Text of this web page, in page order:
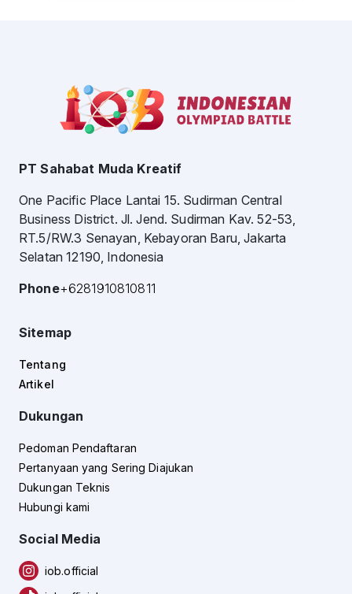
PT Sahabat Muda Kreatif
One Pacific Place Lantai 15. Sudirman Central
Business District. Jl. Jend. Sudirman Kav. 52-53,
RT.5/RW.3 Senayan, Kebayoran Baru, Jakarta
Selatan 12190, Indonesia
Phone+6281910810811
Sitemap
Tentang
Artikel
Dukungan
Pedoman Pendaftaran
Pertanyaan yang Sering Diajukan
Dukungan Teknis
Hubungi kami
Social Media
iob.official